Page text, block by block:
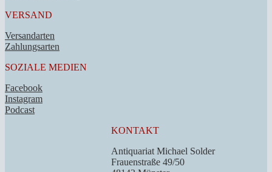
VERSAND
Versandarten
Zahlungsarten
SOZIALE MEDIEN
Facebook
Instagram
Podcast
KONTAKT
Antiquariat Michael Solder
Frauenstraße 49/50